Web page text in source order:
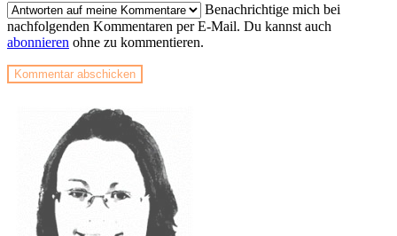
Benachrichtige mich bei
nachfolgenden Kommentaren per E-Mail. Du kannst auch
abonnieren ohne zu kommentieren.